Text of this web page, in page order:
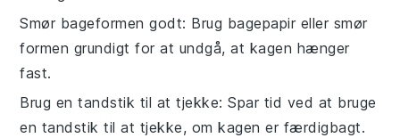
Smør bageformen godt: Brug bagepapir eller smør
formen grundigt for at undgå, at kagen hænger
fast.
Brug en tandstik til at tjekke: Spar tid ved at bruge
en tandstik til at tjekke, om kagen er færdigbagt.